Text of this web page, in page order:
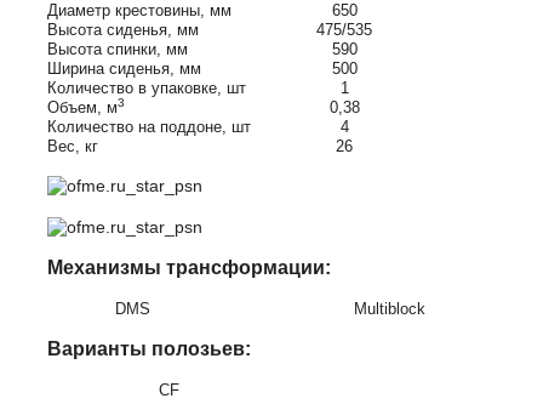
Диаметр крестовины, мм
650
Высота сиденья, мм
475/535
Высота спинки, мм
590
Ширина сиденья, мм
500
Количество в упаковке, шт
1
Объем, м3
0,38
Количество на поддоне, шт
4
Вес, кг
26
Механизмы трансформации:
DMS Multiblock
Варианты полозьев:
CF